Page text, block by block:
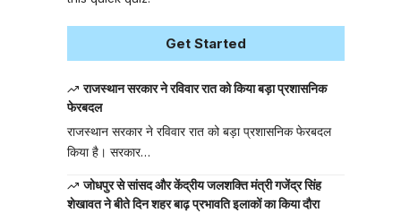
Get Started
राजस्थान सरकार ने रविवार रात को किया बड़ा प्रशासनिक
फेरबदल
राजस्थान सरकार ने रविवार रात को बड़ा प्रशासनिक फेरबदल
किया है। सरकार…
जोधपुर से सांसद और केंद्रीय जलशक्ति मंत्री गजेंद्र सिंह
शेखावत ने बीते दिन शहर बाढ़ प्रभावति इलाकों का किया दौरा